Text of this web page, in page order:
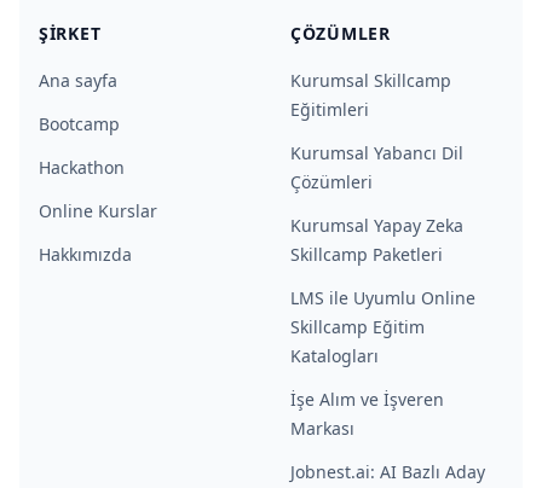
ŞIRKET
Ana sayfa
Bootcamp
Hackathon
Online Kurslar
Hakkımızda
ÇÖZÜMLER
Kurumsal Skillcamp
Eğitimleri
Kurumsal Yabancı Dil
Çözümleri
Kurumsal Yapay Zeka
Skillcamp Paketleri
LMS ile Uyumlu Online
Skillcamp Eğitim
Katalogları
İşe Alım ve İşveren
Markası
Jobnest.ai: AI Bazlı Aday